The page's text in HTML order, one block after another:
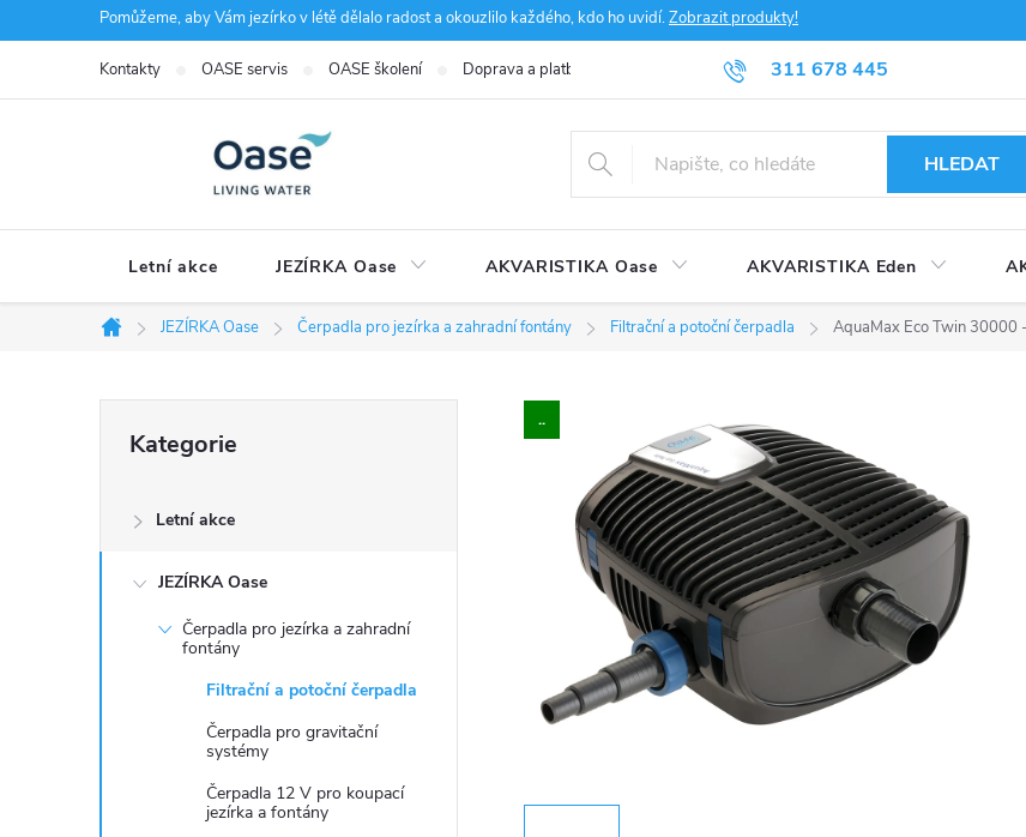
na
Pomůžeme, aby Vám jezírko v létě dělalo radost a okouzlilo každého, kdo ho uvidí.Zobrazit produkty!
311 678 445
Kontakty OASE servis OASE školení Doprava a platba Obchodní podmínky Ochrana údajů
HLEDAT
Letní akce JEZÍRKA Oase AKVARISTIKA Oase AKVARISTIKA Eden
Domů
JEZÍRKA Oase Čerpadla pro jezírka a zahradní fontány Filtrační a potoční čerpadla AquaMax Eco Twin 30000
s
kategorie
Kategorie
Letní akce
JEZÍRKA Oase
Čerpadla pro jezírka a zahradní
fontány
Filtrační a potoční čerpadla
Čerpadla pro gravitační
systémy
Čerpadla 12 V pro koupací
jezírka a fontány
..